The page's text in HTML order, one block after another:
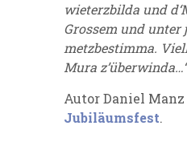
wieterzbilda und
Grossem und unter
metzbestimma.
Mura z’überwinda…“
Autor Daniel
Jubiläumsfest.